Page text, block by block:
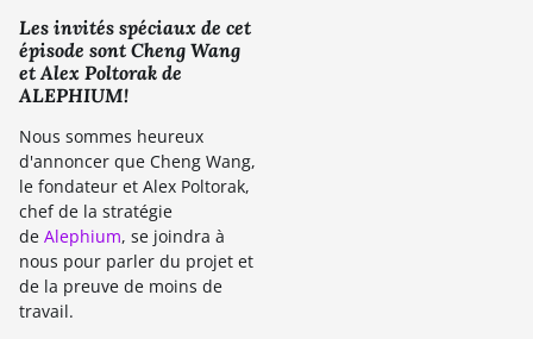
Les invités spéciaux de cet
épisode sont Cheng Wang
et Alex Poltorak de
ALEPHIUM!
Nous sommes heureux
d'annoncer que Cheng Wang,
le fondateur et Alex Poltorak,
chef de la stratégie
de Alephium, se joindra à
nous pour parler du projet et
de la preuve de moins de
travail.